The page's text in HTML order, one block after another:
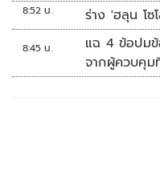
8:52 น. ร่าง 'ฮลุน โซ
8:45 น.
แฉ 4 ข้อปม
จากผู้ควบคุ
คนเอาความ